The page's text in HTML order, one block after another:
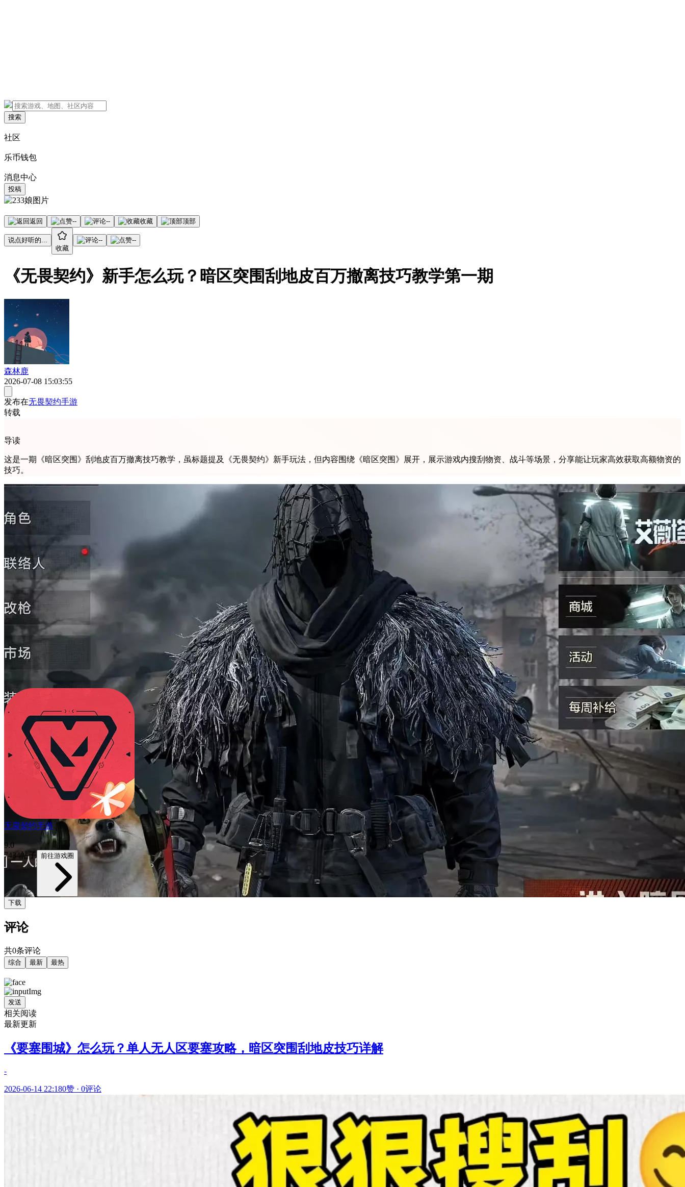
搜索
社区
乐币钱包
消息中心
投稿
返回 -- -- 收藏 顶部
说点好听的...
收藏
-- --
《无畏契约》新手怎么玩？暗区突围刮地皮百万撤离技巧教学第一期
森林鹿
2026-07-08 15:03:55
发布在无畏契约手游
转载
导读
这是一期《暗区突围》刮地皮百万撤离技巧教学，虽标题提及《无畏契约》新手玩法，但内容围绕《暗区突围》展开，展示游戏内搜刮物资、战斗等场景，分享能让玩家高效获取高额物资的
技巧。
无畏契约手游
9.0
7434帖子 前往游戏圈
下载
评论
共0条评论
综合 最新 最热
发送
相关阅读
最新更新
《要塞围城》怎么玩？单人无人区要塞攻略，暗区突围刮地皮技巧详解
-
2026-06-14 22:180赞 · 0评论